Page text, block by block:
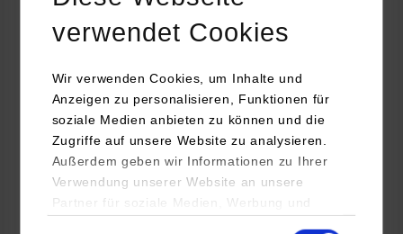
verwendet Cookies
Wir verwenden Cookies, um Inhalte und
Anzeigen zu personalisieren, Funktionen für
soziale Medien anbieten zu können und die
Zugriffe auf unsere Website zu analysieren.
Außerdem geben wir Informationen zu Ihrer
Verwendung unserer Website an unsere
Partner für soziale Medien, Werbung und
Technologietag: Clean Urban Transportation –
nachhaltige Mobilität im (sub)urbanen Umfeld
16.09.2026 - 17.09.2026
Im Mittelpunkt stehen elektrische Antriebe, moderne
Batterietechnologien und innovative Fahrzeugkonzepte für
nachhaltige Mobilität in Stadt und…